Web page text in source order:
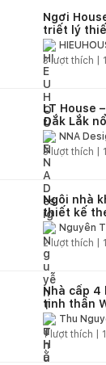
Ngơi
triết lý
3lượt thích |
LT House
Đắk Lắk
và hệ sân
nhiên
NNA
3lượt thích |
Ngôi nhà
thiết kế
Nguyễn
2lượt thích |
Nhà cấp
tinh thần
giữa thiên
Thu
1lượt thích |